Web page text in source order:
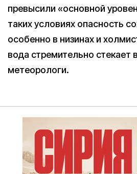
превысили «основной
таких условиях опасность
особенно в низинах и
вода стремительно стекает
метеорологи.